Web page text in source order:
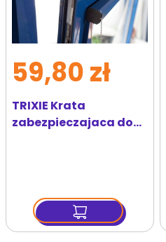
TRIXIE Krata
zabezpieczajaca do
59,80 zł